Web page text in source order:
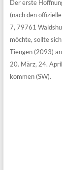
Der erste
(nach den
7, 79761
möchte, sollte
Tiengen (2093)
20. März, 24.
kommen (SW).